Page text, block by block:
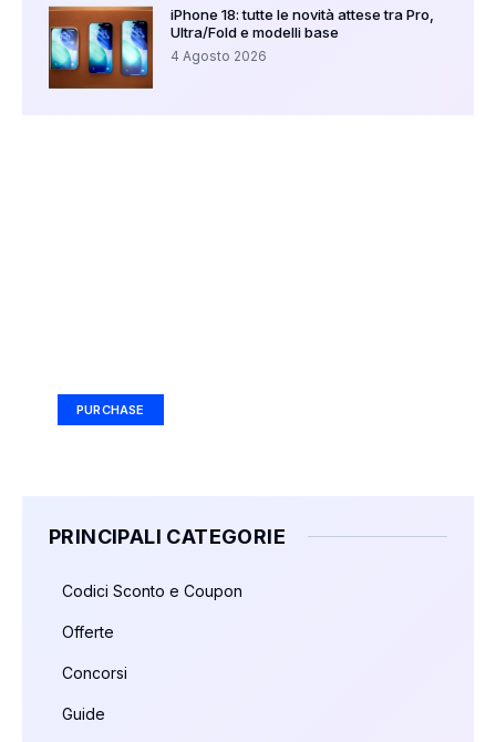
iPhone 18: tutte le novità attese tra Pro,
Ultra/Fold e modelli base
4 Agosto 2026
PURCHASE
PRINCIPALI CATEGORIE
Codici Sconto e Coupon
Offerte
Concorsi
Guide